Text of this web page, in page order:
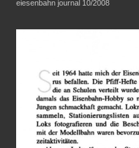
eiesenbahn journal 10/2008